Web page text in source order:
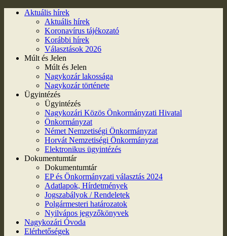
Aktuális hírek
Aktuális hírek
Koronavírus tájékozató
Korábbi hírek
Választások 2026
Múlt és Jelen
Múlt és Jelen
Nagykozár lakossága
Nagykozár története
Ügyintézés
Ügyintézés
Nagykozári Közös Önkormányzati Hivatal
Önkormányzat
Német Nemzetiségi Önkormányzat
Horvát Nemzetiségi Önkormányzat
Elektronikus ügyintézés
Dokumentumtár
Dokumentumtár
EP és Önkormányzati választás 2024
Adatlapok, Hírdetmények
Jogszabályok / Rendeletek
Polgármesteri határozatok
Nyilvános jegyzőkönyvek
Nagykozári Óvoda
Elérhetőségek